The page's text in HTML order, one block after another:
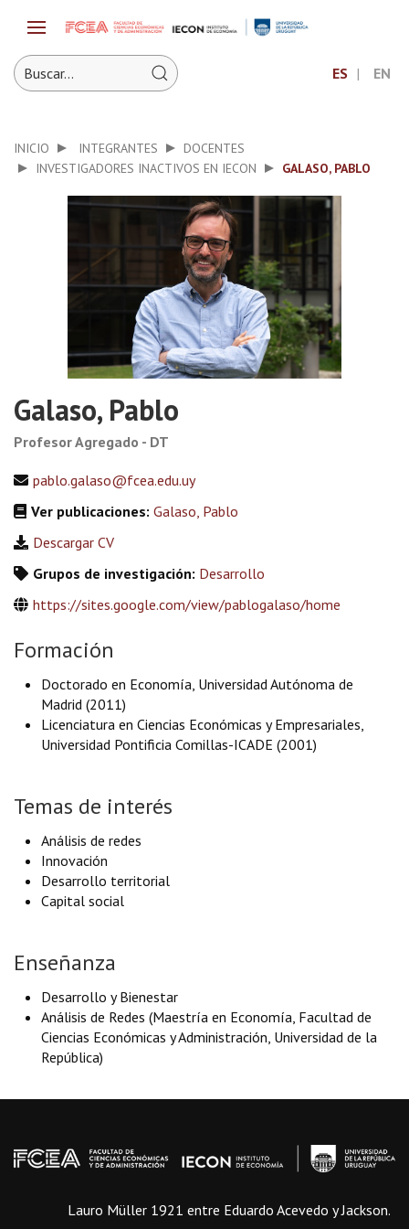
ES EN
INICIO INTEGRANTES
DOCENTES
INVESTIGADORES INACTIVOS EN IECON
GALASO, PABLO
Galaso, Pablo
Profesor Agregado - DT
pablo.galaso@fcea.edu.uy
Ver publicaciones: Galaso, Pablo
Descargar CV
Grupos de investigación: Desarrollo
https://sites.google.com/view/pablogalaso/home
Formación
Doctorado en Economía, Universidad Autónoma de
Madrid (2011)
Licenciatura en Ciencias Económicas y Empresariales,
Universidad Pontificia Comillas-ICADE (2001)
Temas de interés
Análisis de redes
Innovación
Desarrollo territorial
Capital social
Enseñanza
Desarrollo y Bienestar
Análisis de Redes (Maestría en Economía, Facultad de
Ciencias Económicas y Administración, Universidad de la
República)
Lauro Müller 1921 entre Eduardo Acevedo y Jackson.